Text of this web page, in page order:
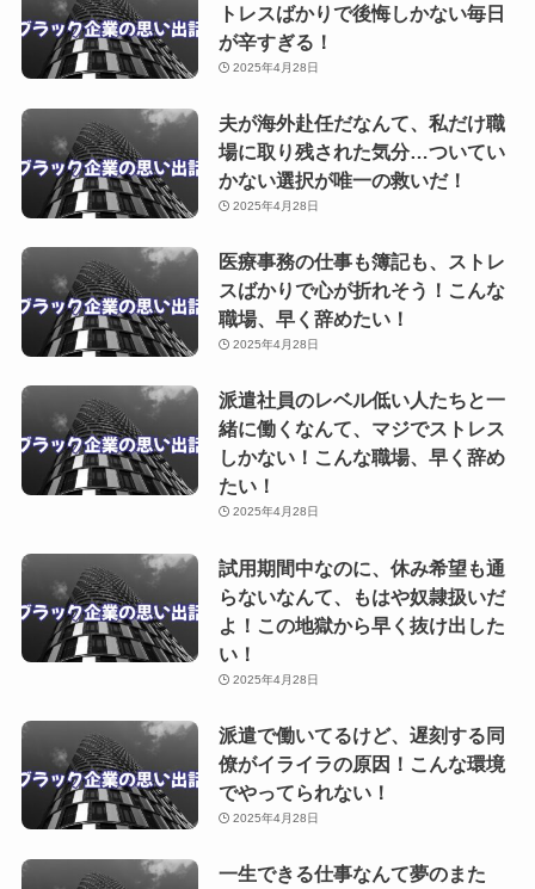
トレスばかりで後悔しかない毎日
が辛すぎる！
2025年4月28日
夫が海外赴任だなんて、私だけ職
場に取り残された気分…ついてい
かない選択が唯一の救いだ！
2025年4月28日
医療事務の仕事も簿記も、ストレ
スばかりで心が折れそう！こんな
職場、早く辞めたい！
2025年4月28日
派遣社員のレベル低い人たちと一
緒に働くなんて、マジでストレス
しかない！こんな職場、早く辞め
たい！
2025年4月28日
試用期間中なのに、休み希望も通
らないなんて、もはや奴隷扱いだ
よ！この地獄から早く抜け出した
い！
2025年4月28日
派遣で働いてるけど、遅刻する同
僚がイライラの原因！こんな環境
でやってられない！
2025年4月28日
一生できる仕事なんて夢のまた